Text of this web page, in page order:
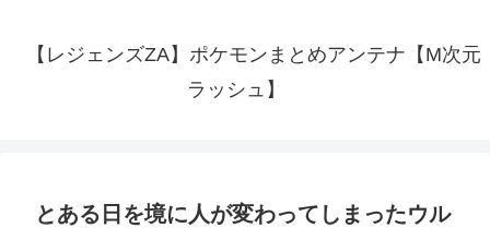
【レジェンズZA】ポケモンまとめアンテナ【M次元
ラッシュ】
とある日を境に人が変わってしまったウル